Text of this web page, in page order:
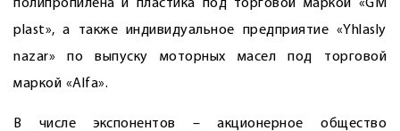
полипропилена и пластика под торговой маркой «GM
plast», а также индивидуальное предприя­тие «Yhlasly
nazar» по выпуску моторных масел под торговой
маркой «Alfa».
В числе экспонентов – акционерное общество